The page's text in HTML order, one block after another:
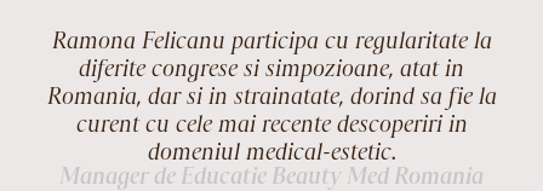
Ramona Felicanu participa cu regularitate la
diferite congrese si simpozioane, atat in
Romania, dar si in strainatate, dorind sa fie la
curent cu cele mai recente descoperiri in
domeniul medical-estetic.
Manager de Educatie Beauty Med Romania